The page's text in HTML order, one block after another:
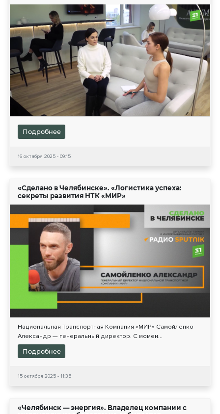
Подробнее
16 октября 2025 - 09:15
«Сделано в Челябинске». «Логистика успеха:
секреты развития НТК «МИР»
Национальная Транспортная Компания «МИР» Самойленко
Александр — генеральный директор. С момен...
Подробнее
15 октября 2025 - 11:35
«Челябинск — энергия». Владелец компании с